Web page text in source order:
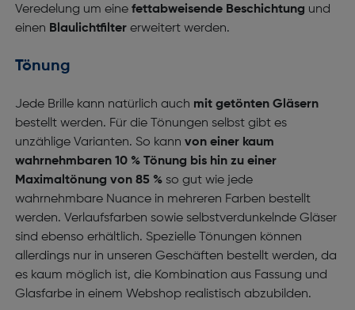
Veredelung um eine fettabweisende Beschichtung und
einen Blaulichtfilter erweitert werden.
Tönung
Jede Brille kann natürlich auch mit getönten Gläsern
bestellt werden. Für die Tönungen selbst gibt es
unzählige Varianten. So kann von einer kaum
wahrnehmbaren 10 % Tönung bis hin zu einer
Maximaltönung von 85 %so gut wie jede
wahrnehmbare Nuance in mehreren Farben bestellt
werden. Verlaufsfarben sowie selbstverdunkelnde Gläser
sind ebenso erhältlich. Spezielle Tönungen können
allerdings nur in unseren Geschäften bestellt werden, da
es kaum möglich ist, die Kombination aus Fassung und
Glasfarbe in einem Webshop realistisch abzubilden.